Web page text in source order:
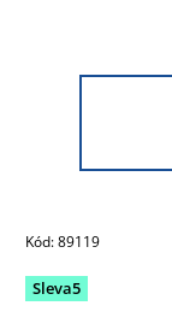
Kód:89119
Sleva5